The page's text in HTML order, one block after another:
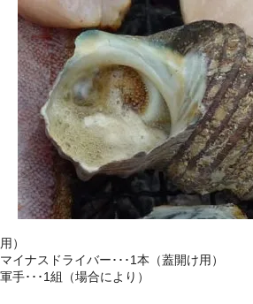
用）
マイナスドライバー･･･1本（蓋開け用）
軍手･･･1組（場合により）